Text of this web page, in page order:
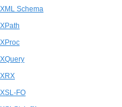
XML Schema
XPath
XProc
XQuery
XRX
XSL-FO